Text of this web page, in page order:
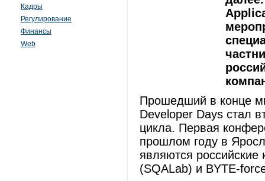
Кадры
Регулирование
Финансы
Web
Прошедший в конце
Developer Days стал
цикла. Первая
прошлом году в
являются российские
(SQALab) и BYTE-